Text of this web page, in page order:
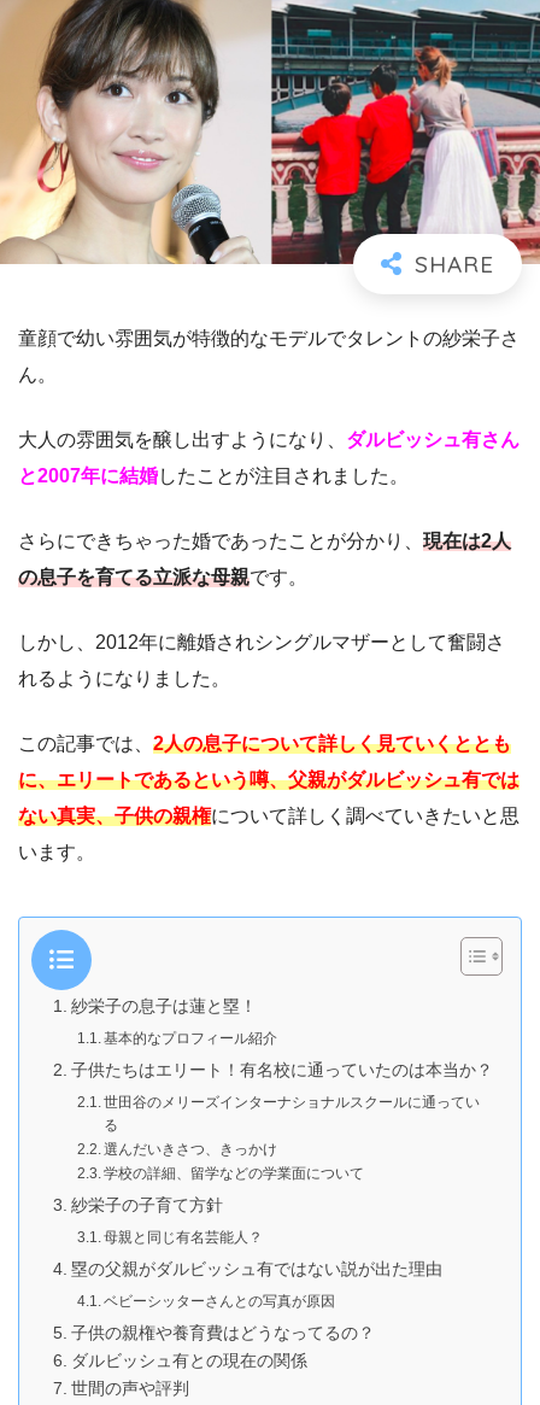
童顔で幼い雰囲気が特徴的なモデルでタレントの紗栄子さ
ん。
大人の雰囲気を醸し出すようになり、 ダルビッシュ有さん
と2007年に結婚したことが注目されました。
さらにできちゃった婚であったことが分かり、 現在は2人
の息子を育てる立派な母親です。
しかし、2012年に離婚されシングルマザーとして奮闘さ
れるようになりました。
この記事では、 2人の息子について詳しく見ていくととも
に、エリートであるという噂、父親がダルビッシュ有では
ない真実、子供の親権について詳しく調べていきたいと思
います。
紗栄子の息子は蓮と塁！
基本的なプロフィール紹介
子供たちはエリート！有名校に通っていたのは本当か？
世田谷のメリーズインターナショナルスクールに通ってい
る
選んだいきさつ、きっかけ
学校の詳細、留学などの学業面について
紗栄子の子育て方針
母親と同じ有名芸能人？
塁の父親がダルビッシュ有ではない説が出た理由
ベビーシッターさんとの写真が原因
子供の親権や養育費はどうなってるの？
ダルビッシュ有との現在の関係
世間の声や評判